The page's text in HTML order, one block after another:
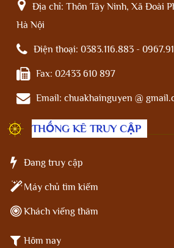
Địa chỉ: Thôn Tây Ninh, Xã Đoài
Hà Nội
Điện thoại: 0383.116.883 -
Fax: 02433 610 897
Email: chuakhainguyen @
THỐNG KÊ TRUY CẬP
Đang truy cập
Máy chủ tìm kiếm
Khách viếng thăm
Hôm nay